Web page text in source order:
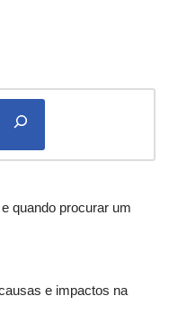
quando procurar um
e impactos na